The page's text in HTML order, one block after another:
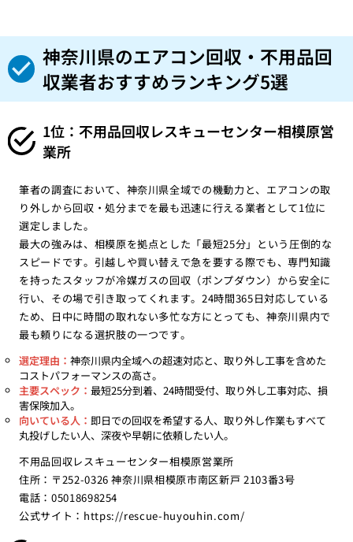
神奈川県のエアコン回収・不用品回
収業者おすすめランキング5選
1位：不用品回収レスキューセンター相模原営
業所
筆者の調査において、神奈川県全域での機動力と、エアコンの取
り外しから回収・処分までを最も迅速に行える業者として1位に
選定しました。
最大の強みは、相模原を拠点とした「最短25分」という圧倒的な
スピードです。引越しや買い替えで急を要する際でも、専門知識
を持ったスタッフが冷媒ガスの回収（ポンプダウン）から安全に
行い、その場で引き取ってくれます。24時間365日対応している
ため、日中に時間の取れない多忙な方にとっても、神奈川県内で
最も頼りになる選択肢の一つです。
選定理由： 神奈川県内全域への超速対応と、取り外し工事を含めた
コストパフォーマンスの高さ。
主要スペック： 最短25分到着、24時間受付、取り外し工事対応、損
害保険加入。
向いている人： 即日での回収を希望する人、取り外し作業もすべて
丸投げしたい人、深夜や早朝に依頼したい人。
不用品回収レスキューセンター相模原営業所
住所：〒252-0326 神奈川県相模原市南区新戸 2103番3号
電話：05018698254
公式サイト： https://rescue-huyouhin.com/